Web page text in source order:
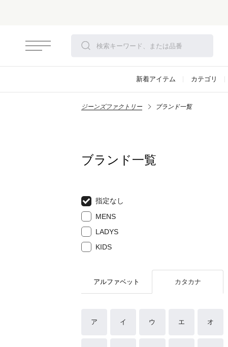
新着アイテム カテゴリ
ジーンズファクトリー ブランド一覧
ブランド一覧
指定なし
MENS
LADYS
KIDS
アルファベット カタカナ
ア イ ウ エ オ